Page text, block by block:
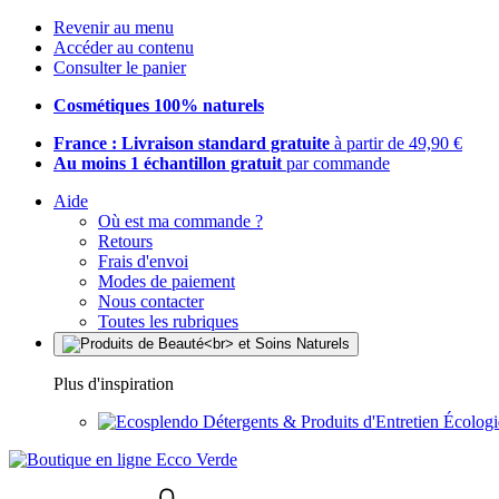
Revenir au menu
Accéder au contenu
Consulter le panier
Cosmétiques 100% naturels
France : Livraison standard gratuite à partir de 49,90 €
Au moins 1 échantillon gratuit par commande
Aide
Où est ma commande ?
Retours
Frais d'envoi
Modes de paiement
Nous contacter
Toutes les rubriques
Plus d'inspiration
Détergents & Produits d'Entretien